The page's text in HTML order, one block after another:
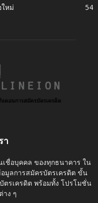
หม่
54
า
ชื่อบุคคล ของทุกธนาคาร ใน
มูลการสมัครบัตรเครดิต ขั้น
รเครดิต พร้อมทั้ง โปรโมชั่น
าง ๆ